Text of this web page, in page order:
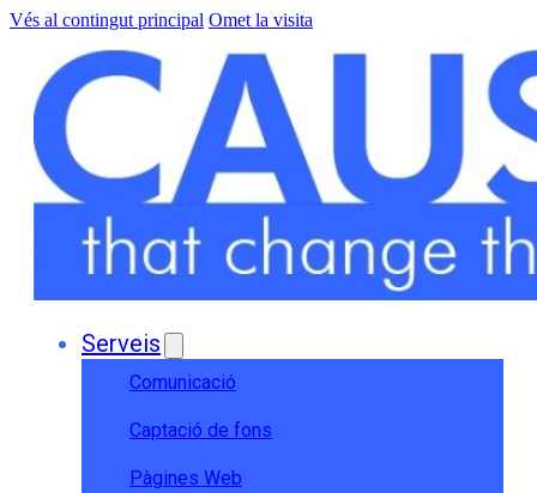
Vés al contingut principal Omet la visita
Serveis
Comunicació
Captació de fons
Pàgines Web